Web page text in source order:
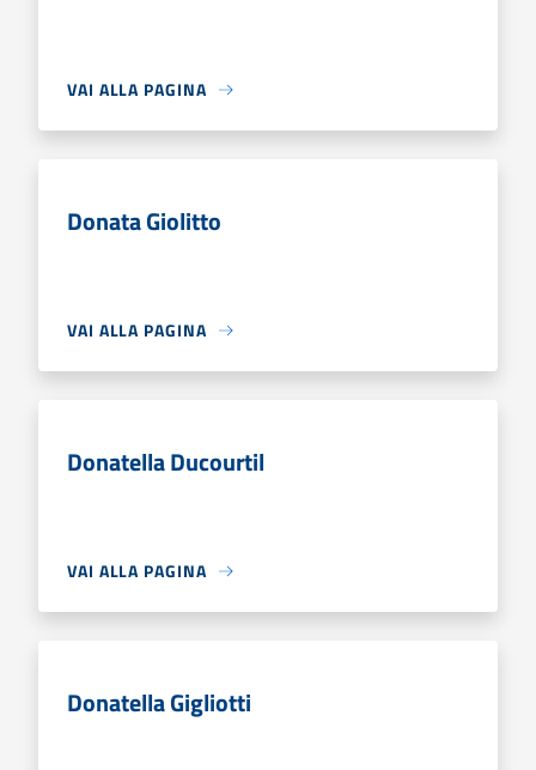
VAI ALLA PAGINA
Donata Giolitto
VAI ALLA PAGINA
Donatella Ducourtil
VAI ALLA PAGINA
Donatella Gigliotti